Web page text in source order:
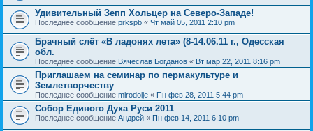
Удивительный Зепп Хольцер на Северо-Западе!
Последнее сообщение prkspb « Чт май 05, 2011 2:10 pm
Брачный слёт «В ладонях лета» (8-14.06.11 г., Одесская
обл.
Последнее сообщение Вячеслав Богданов « Вт мар 22, 2011 8:16 pm
Приглашаем на семинар по пермакультуре и
Землетворчеству
Последнее сообщение mirodolje « Пн фев 28, 2011 5:44 pm
Собор Единого Духа Руси 2011
Последнее сообщение Андрей « Пн фев 14, 2011 6:10 pm